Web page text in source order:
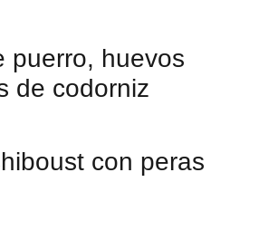
puerro, huevos
de codorniz
con peras